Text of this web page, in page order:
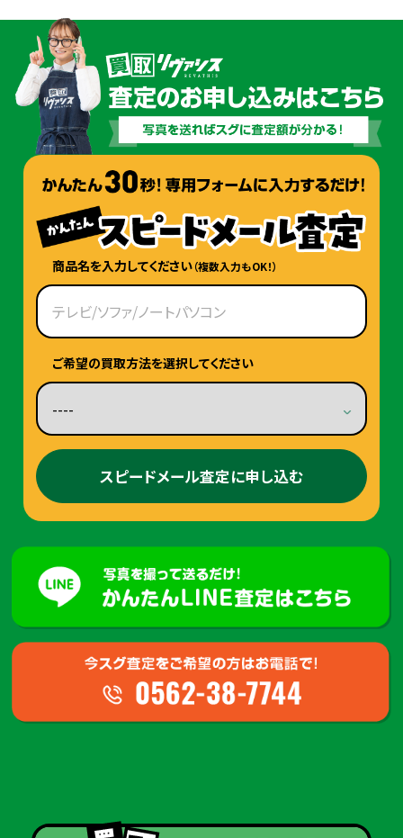
商品名を入力してください（複数入力もOK！）
ご希望の買取方法を選択してください